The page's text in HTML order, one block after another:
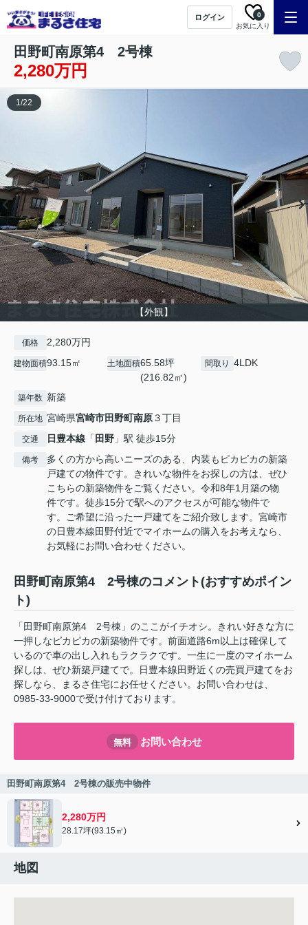
ログイン
お気に入り
0
田野町南原第4 2号棟
2,280万円
【外観】
1/22
価格 2,280万円
建物面積93.15㎡ 土地面積65.58坪
(216.82㎡)
間取り 4LDK
築年数 新築
所在地 宮崎県宮崎市田野町南原３丁目
交通 日豊本線 「 田野 」駅 徒歩15分
備考
多くの方から高いニーズのある、内装もピカピカの新築
戸建ての物件です。きれいな物件をお探しの方は、ぜひ
こちらの新築物件をご覧ください。令和8年1月築の物
件です。徒歩15分で駅へのアクセスが可能な物件で
す。ご希望に沿った一戸建てをご紹介致します。宮崎市
の日豊本線田野付近でマイホームの購入をお考えなら、
お気軽にお問い合わせください。
田野町南原第4 2号棟のコメント(おすすめポイン
ト)
「田野町南原第4 2号棟」のここがイチオシ。きれい好きな方に
一押しなピカピカの新築物件です。前面道路6m以上は確保して
いるので車の出し入れもラクラクです。一生に一度のマイホーム
探しは、ぜひ新築戸建てで。日豊本線田野近くの売買戸建てをお
探しなら、まるさ住宅にお任せください。お問い合わせは、
0985-33-9000で受け付けております。
無料 お問い合わせ
田野町南原第4 2号棟の販売中物件
2,280万円
28.17坪(93.15㎡)
地図